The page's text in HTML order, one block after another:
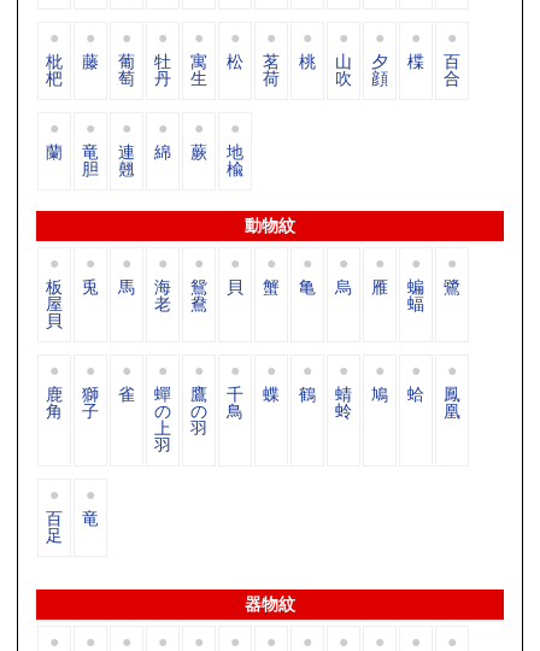
枇
杷
藤 葡
萄
牡
丹
寓
生
松 茗
荷
桃 山
吹
夕
顔
楪 百
合
蘭 竜
胆
連
翹
綿 蕨 地
楡
動物紋
板
屋
貝
兎 馬 海
老
鴛
鴦
貝 蟹 亀 烏 雁 蝙
蝠
鷺
鹿
角
獅
子
雀 蟬
の
上
羽
鷹
の
羽
千
鳥
蝶 鶴 蜻
蛉
鳩 蛤 鳳
凰
百
足
竜
器物紋